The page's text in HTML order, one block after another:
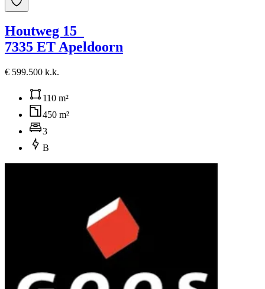
Houtweg 15
7335 ET Apeldoorn
€ 599.500 k.k.
110 m²
450 m²
3
B